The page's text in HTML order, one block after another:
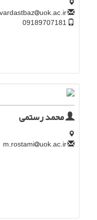
uok.ac.ir
محمد رستمی
uok.ac.ir